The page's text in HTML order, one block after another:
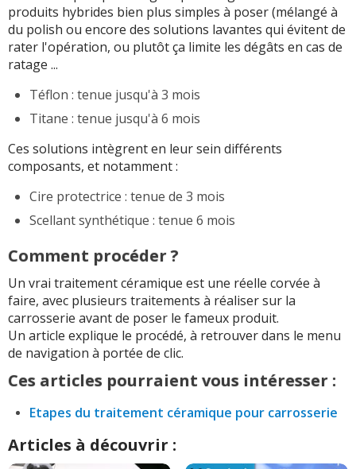
produits hybrides bien plus simples à poser (mélangé à
du polish ou encore des solutions lavantes qui évitent de
rater l'opération, ou plutôt ça limite les dégâts en cas de
ratage ...
Téflon : tenue jusqu'à 3 mois
Titane : tenue jusqu'à 6 mois
Ces solutions intègrent en leur sein différents
composants, et notamment :
Cire protectrice : tenue de 3 mois
Scellant synthétique : tenue 6 mois
Comment procéder ?
Un vrai traitement céramique est une réelle corvée à
faire, avec plusieurs traitements à réaliser sur la
carrosserie avant de poser le fameux produit.
Un article explique le procédé, à retrouver dans le menu
de navigation à portée de clic.
Ces articles pourraient vous intéresser :
Etapes du traitement céramique pour carrosserie
Articles à découvrir :